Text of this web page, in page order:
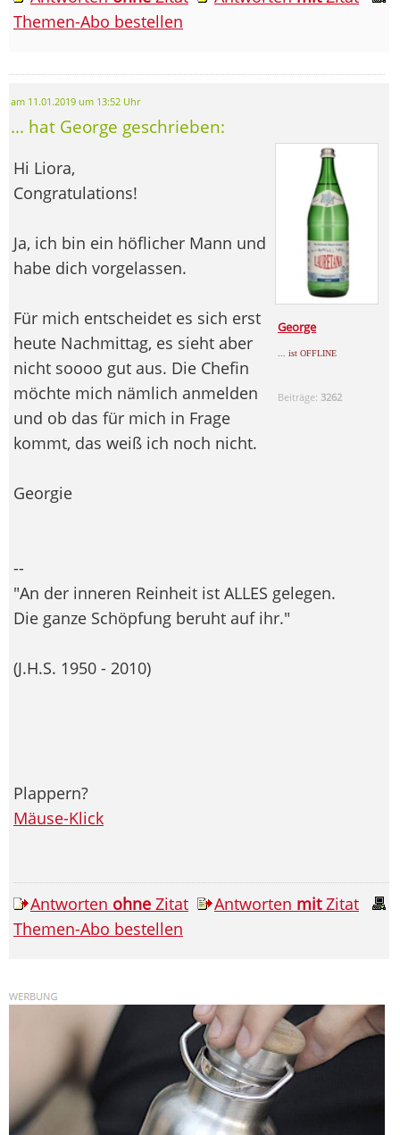
Themen-Abo bestellen
am 11.01.2019 um 13:52 Uhr
... hat George geschrieben:
George
... ist OFFLINE
Beiträge: 3262
Hi Liora,
Congratulations!
Ja, ich bin ein höflicher Mann und
habe dich vorgelassen.
Für mich entscheidet es sich erst
heute Nachmittag, es sieht aber
nicht soooo gut aus. Die Chefin
möchte mich nämlich anmelden
und ob das für mich in Frage
kommt, das weiß ich noch nicht.
Georgie
--
"An der inneren Reinheit ist ALLES gelegen.
Die ganze Schöpfung beruht auf ihr."
(J.H.S. 1950 - 2010)
Plappern?
Mäuse-Klick
Antworten ohne Zitat Antworten mitZitat
Themen-Abo bestellen